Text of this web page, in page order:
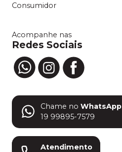
Consumidor
Acompanhe nas
Redes Sociais
Chame no WhatsApp
19 99895-7579
Atendimento